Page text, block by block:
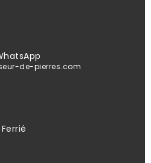
de-pierres.com